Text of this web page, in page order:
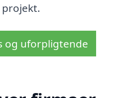
og uforpligtende